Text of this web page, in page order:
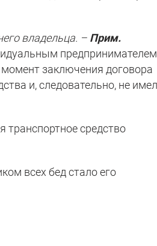
владельца. – Прим.
момент заключения договора
и, следовательно, не имел
транспортное средство
всех бед стало его